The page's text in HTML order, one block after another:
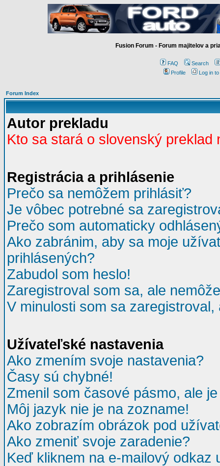
Fusion Forum - Forum majitelov a
FAQ
Search
Profile
Log in
Forum Index
Autor prekladu
Kto sa stará o slovenský preklad
Registrácia a prihlásenie
Prečo sa nemôžem prihlásiť?
Je vôbec potrebné sa
Prečo som automaticky
Ako zabránim, aby sa moje
prihlásených?
Zabudol som heslo!
Zaregistroval som sa, ale
V minulosti som sa
Užívateľské nastavenia
Ako zmením svoje nastavenia?
Časy sú chybné!
Zmenil som časové pásmo, ale
Môj jazyk nie je na zozname!
Ako zobrazím obrázok pod
Ako zmeniť svoje zaradenie?
Keď kliknem na e-mailový